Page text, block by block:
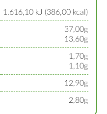
1.616,10 kJ (386,00 kcal)
37,00g
13,60g
1,70g
1,10g
12,90g
2,80g